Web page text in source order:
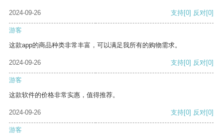
2024-09-26 支持[0] 反对[0]
游客
这款app的商品种类非常丰富，可以满足我所有的购物需求。
2024-09-26 支持[0] 反对[0]
游客
这款软件的价格非常实惠，值得推荐。
2024-09-26 支持[0] 反对[0]
游客